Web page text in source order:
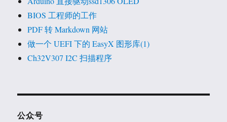
BIOS 工程师的工作
PDF 转 Markdown 网站
做一个 UEFI 下的 EasyX 图形库(1)
Ch32V307 I2C 扫描程序
公众号